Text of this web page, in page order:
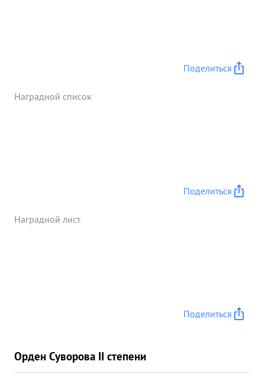
винтовок и автоматов 1550, автомашин 200
противника. с этого же времени уничтожено
Поделиться
Наградной список
Поделиться
Наградной лист
Поделиться
Орден Суворова II степени